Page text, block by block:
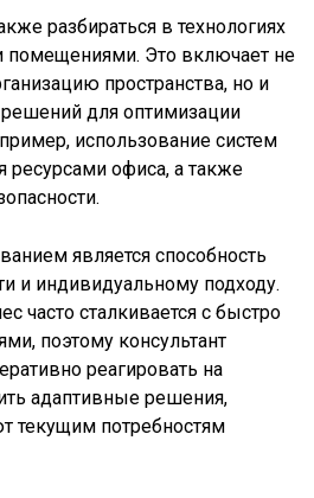
разбираться в технологиях
Это включает не
пространства, но и
для оптимизации
использование систем
ресурсами офиса, а также
является способность
и индивидуальному подходу.
часто сталкивается с быстро
поэтому консультант
реагировать на
адаптивные решения,
текущим потребностям